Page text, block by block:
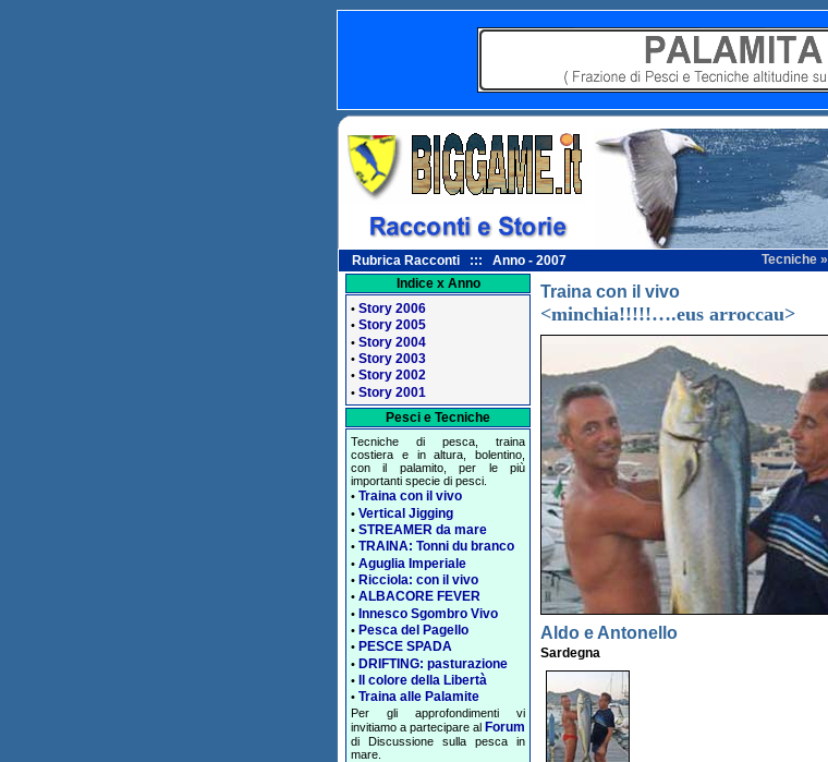
Rubrica Racconti ::: Anno - 2007 Tecniche »
Indice x Anno
• Story 2006
• Story 2005
• Story 2004
• Story 2003
• Story 2002
• Story 2001
Pesci e Tecniche
Tecniche di pesca, traina
costiera e in altura, bolentino,
con il palamito, per le più
importanti specie di pesci.
• Traina con il vivo
• Vertical Jigging
• STREAMER da mare
• TRAINA: Tonni du branco
• Aguglia Imperiale
• Ricciola: con il vivo
• ALBACORE FEVER
• Innesco Sgombro Vivo
• Pesca del Pagello
• PESCE SPADA
• DRIFTING: pasturazione
• Il colore della Libertà
• Traina alle Palamite
Per gli approfondimenti vi
invitiamo a partecipare al Forum
di Discussione sulla pesca in
mare.
Traina con il vivo
<minchia!!!!!….eus arroccau>
Aldo e Antonello
Sardegna